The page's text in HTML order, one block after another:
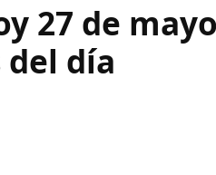
27 de
día